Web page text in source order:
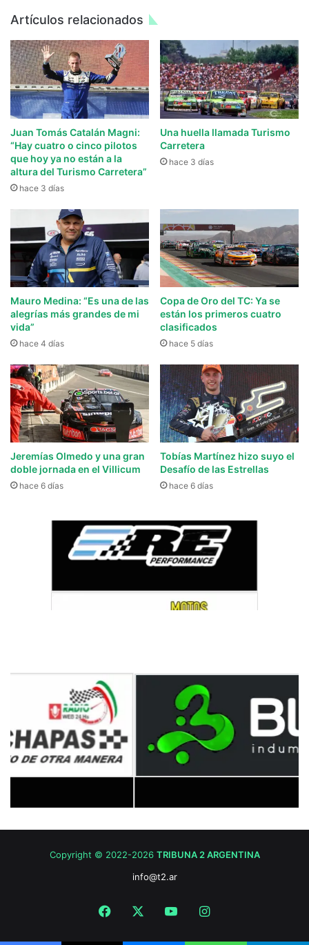
Artículos relacionados
Juan Tomás Catalán Magni:
“Hay cuatro o cinco pilotos
que hoy ya no están a la
altura del Turismo Carretera”
hace 3 días
Una huella llamada Turismo
Carretera
hace 3 días
Mauro Medina: “Es una de las
alegrías más grandes de mi
vida”
hace 4 días
Copa de Oro del TC: Ya se
están los primeros cuatro
clasificados
hace 5 días
Jeremías Olmedo y una gran
doble jornada en el Villicum
hace 6 días
Tobías Martínez hizo suyo el
Desafío de las Estrellas
hace 6 días
Copyright © 2022-2026 TRIBUNA 2 ARGENTINA
info@t2.ar
Facebook YouTubeInstagram